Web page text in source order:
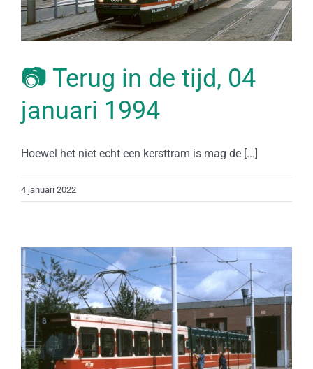
📷 Terug in de tijd, 04
januari 1994
Hoewel het niet echt een kersttram is mag de [...]
4 januari 2022